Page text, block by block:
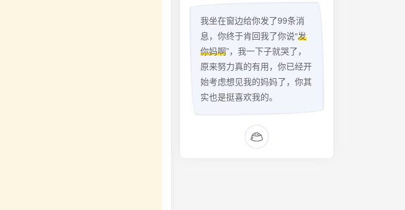
我坐在窗边给你发了99条消
息，你终于肯回我了你说“发
你妈啊”，我一下子就哭了，
原来努力真的有用，你已经开
始考虑想见我的妈妈了，你其
实也是挺喜欢我的。